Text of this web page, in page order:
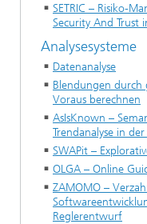
SETRIC – Risiko-
Security And Trust
Analysesysteme
Datenanalyse
Blendungen durch
Voraus berechnen
AsIsKnown –
Trendanalyse in
SWAPit –
OLGA – Online
ZAMOMO –
Reglerentwurf